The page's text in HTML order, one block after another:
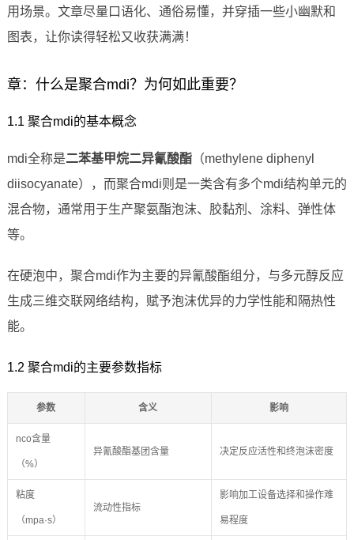
用场景。文章尽量口语化、通俗易懂，并穿插一些小幽默和
图表，让你读得轻松又收获满满！
章：什么是聚合mdi？为何如此重要？
1.1 聚合mdi的基本概念
mdi全称是二苯基甲烷二异氰酸酯（methylene diphenyl
diisocyanate），而聚合mdi则是一类含有多个mdi结构单元的
混合物，通常用于生产聚氨酯泡沫、胶黏剂、涂料、弹性体
等。
在硬泡中，聚合mdi作为主要的异氰酸酯组分，与多元醇反应
生成三维交联网络结构，赋予泡沫优异的力学性能和隔热性
能。
1.2 聚合mdi的主要参数指标
参数 含义 影响
nco含量
（%）
异氰酸酯基团含量 决定反应活性和终泡沫密度
粘度
（mpa·s）
流动性指标
影响加工设备选择和操作难
易程度